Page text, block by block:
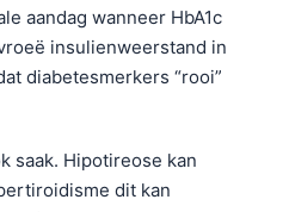
aandag wanneer HbA1c
insulienweerstand in
diabetesmerkers “rooi”
saak. Hipotireose kan
dit kan